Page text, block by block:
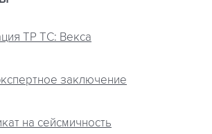
ТР ТС: Векса
заключение
на сейсмичность